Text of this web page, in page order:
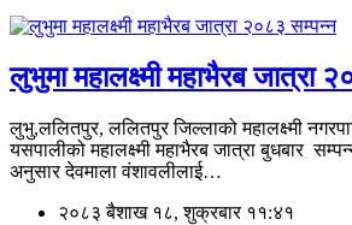
लुभुमा महालक्ष्मी महाभैरब जात्रा
लुभु,ललितपुर, ललितपुर जिल्लाको महालक्ष्मी
यसपालीको महालक्ष्मी महाभैरब जात्रा बुधबार
अनुसार देवमाला वंशावलीलाई…
२०८३ बैशाख १८, शुक्रबार ११:४१